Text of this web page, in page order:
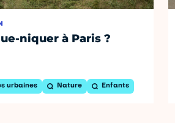
niquer à Paris ?
urbaines Nature Enfants